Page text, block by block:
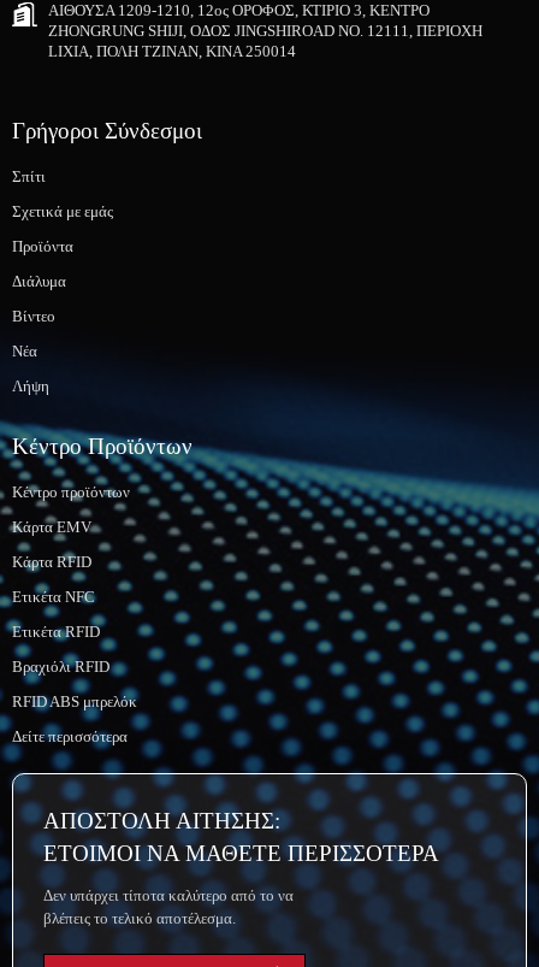
ΑΙΘΟΥΣΑ 1209-1210, 12ος ΟΡΟΦΟΣ, ΚΤΙΡΙΟ 3, ΚΕΝΤΡΟ
ZHONGRUNG SHIJI, ΟΔΟΣ JINGSHIROAD NO. 12111, ΠΕΡΙΟΧΗ
LIXIA, ΠΟΛΗ ΤΖΙΝΑΝ, ΚΙΝΑ 250014
Γρήγοροι Σύνδεσμοι
Σπίτι
Σχετικά με εμάς
Προϊόντα
Διάλυμα
Βίντεο
Νέα
Λήψη
Κέντρο Προϊόντων
Κέντρο προϊόντων
Κάρτα EMV
Κάρτα RFID
Ετικέτα NFC
Ετικέτα RFID
Βραχιόλι RFID
RFID ABS μπρελόκ
Δείτε περισσότερα
ΑΠΟΣΤΟΛΗ ΑΙΤΗΣΗΣ:
ΕΤΟΙΜΟΙ ΝΑ ΜΑΘΕΤΕ ΠΕΡΙΣΣΟΤΕΡΑ
Δεν υπάρχει τίποτα καλύτερο από το να
βλέπεις το τελικό αποτέλεσμα.